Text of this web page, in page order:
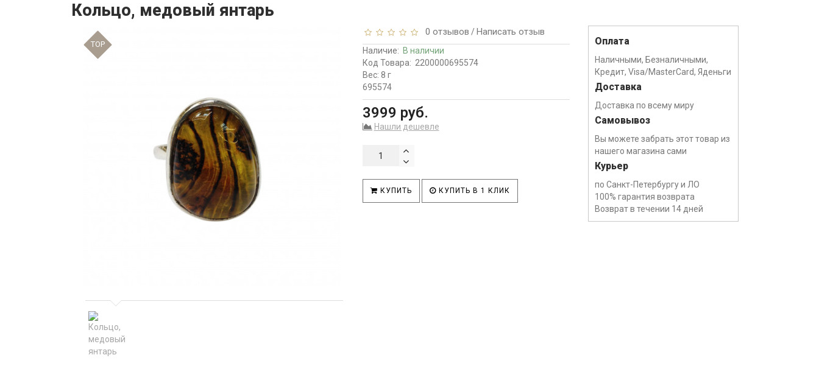
Кольцо, медовый янтарь
TOP
0 отзывов / Написать отзыв
Наличие: В наличии
Код Товара: 2200000695574
Вес: 8 г
695574
3999 руб.
Нашли дешевле
КУПИТЬ КУПИТЬ В 1 КЛИК
Оплата
Наличными, Безналичными,
Кредит, Visa/MasterCard, Яденьги
Доставка
Доставка по всему миру
Самовывоз
Вы можете забрать этот товар из
нашего магазина сами
Курьер
по Санкт-Петербургу и ЛО
100% гарантия возврата
Возврат в течении 14 дней